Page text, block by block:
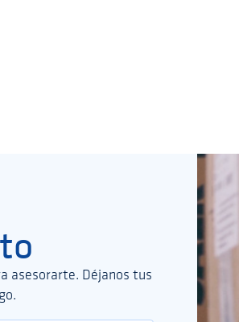
asesorarte. Déjanos tus